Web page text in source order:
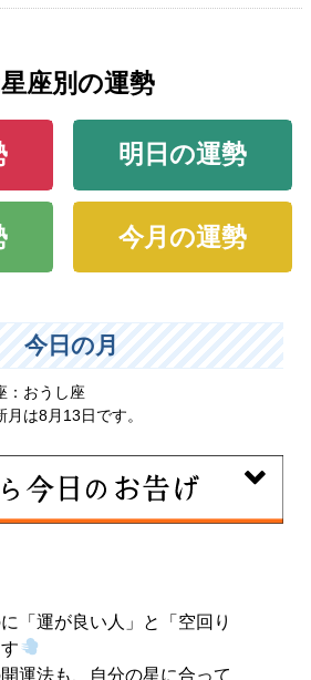
座別の運勢
明日の運勢
今月の運勢
今日の月
：おうし座
月は8月13日です。
やり方・道筋を踏襲する日。あな
「運が良い人」と「空回り
運法も、自分の星に合って